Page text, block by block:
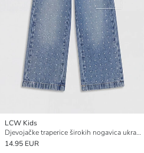
LCW Kids
Djevojačke traperice širokih nogavica ukrašene kristalima
14.95 EUR